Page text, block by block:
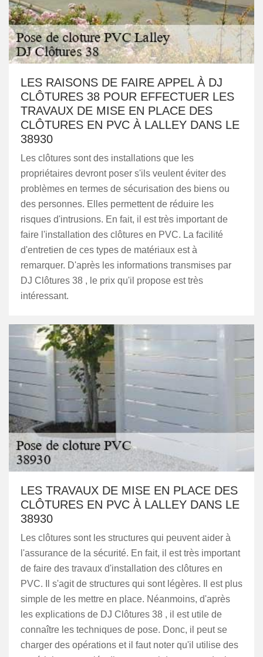
LES RAISONS DE FAIRE APPEL À DJ
CLÔTURES 38 POUR EFFECTUER LES
TRAVAUX DE MISE EN PLACE DES
CLÔTURES EN PVC À LALLEY DANS LE
38930
Les clôtures sont des installations que les
propriétaires devront poser s'ils veulent éviter des
problèmes en termes de sécurisation des biens ou
des personnes. Elles permettent de réduire les
risques d'intrusions. En fait, il est très important de
faire l'installation des clôtures en PVC. La facilité
d'entretien de ces types de matériaux est à
remarquer. D'après les informations transmises par
DJ Clôtures 38 , le prix qu'il propose est très
intéressant.
LES TRAVAUX DE MISE EN PLACE DES
CLÔTURES EN PVC À LALLEY DANS LE
38930
Les clôtures sont les structures qui peuvent aider à
l'assurance de la sécurité. En fait, il est très important
de faire des travaux d'installation des clôtures en
PVC. Il s'agit de structures qui sont légères. Il est plus
simple de les mettre en place. Néanmoins, d'après
les explications de DJ Clôtures 38 , il est utile de
connaître les techniques de pose. Donc, il peut se
charger des opérations et il faut noter qu'il utilise des